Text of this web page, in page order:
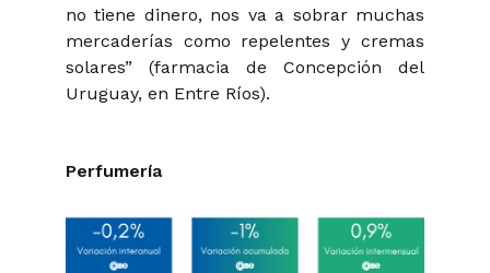
no tiene dinero, nos va a sobrar muchas
mercaderías como repelentes y cremas
solares” (farmacia de Concepción del
Uruguay, en Entre Ríos).
Perfumería